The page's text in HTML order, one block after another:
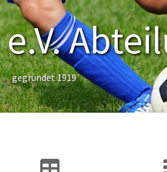
e.V.
gegründet 1919